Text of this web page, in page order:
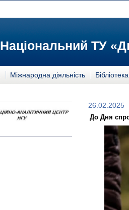
Національний ТУ
Міжнародна діяльність Бібліотека
26.02.2025
До Дня